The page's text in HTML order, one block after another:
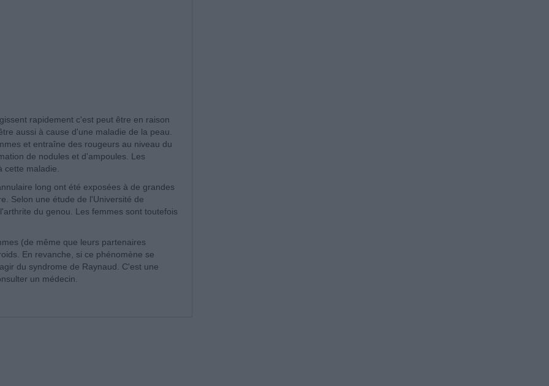
rapidement c'est peut être en raison
aussi à cause d'une maladie de la peau.
et entraîne des rougeurs au niveau du
de nodules et d'ampoules. Les
maladie.
long ont été exposées à de grandes
Selon une étude de l'Université de
du genou. Les femmes sont toutefois
(de même que leurs partenaires
En revanche, si ce phénomène se
du syndrome de Raynaud. C'est une
un médecin.